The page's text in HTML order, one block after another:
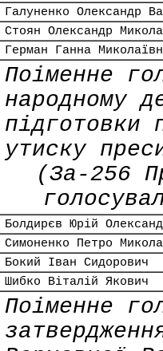
Галуненко Олександр
Стоян Олександр
Герман Ганна
Поіменне
народному
підготовки
утиску
(За-256
Болдирєв Юрій
Симоненко Петро
Бокий Іван Сидорович
Шибко Віталій Якович
Поіменне